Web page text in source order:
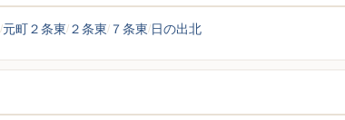
元町２条東 ２条東 ７条東 日の出北